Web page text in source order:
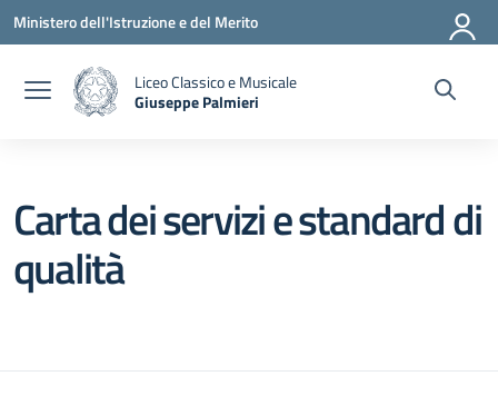
Vai ai contenuti
Vai al menu di navigazione
Vai al footer
Ministero dell'Istruzione e del Merito
Liceo Classico e Musicale
Giuseppe Palmieri
Carta dei servizi e standard di
qualità